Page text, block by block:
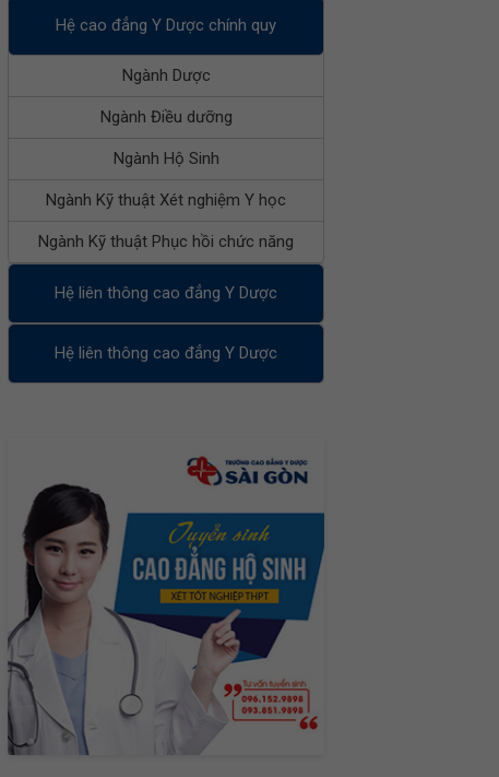
Hệ cao đẳng Y Dược chính quy
Ngành Dược
Ngành Điều dưỡng
Ngành Hộ Sinh
Ngành Kỹ thuật Xét nghiệm Y học
Ngành Kỹ thuật Phục hồi chức năng
Hệ liên thông cao đẳng Y Dược
Hệ liên thông cao đẳng Y Dược